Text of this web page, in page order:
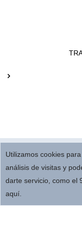
All Rights
Utilizamos cookies para
análisis de visitas y
darte servicio, como el
aquí